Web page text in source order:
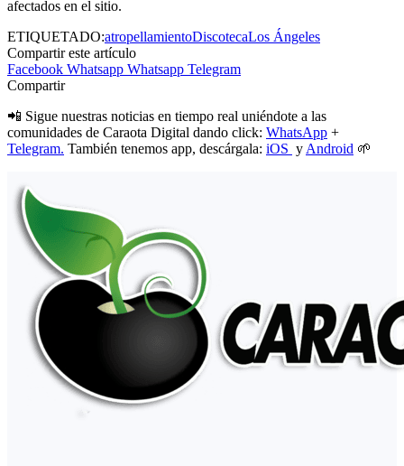
afectados en el sitio.
ETIQUETADO:atropellamientoDiscotecaLos Ángeles
Compartir este artículo
Facebook Whatsapp Whatsapp Telegram
Compartir
📲 Sigue nuestras noticias en tiempo real uniéndote a las
comunidades de Caraota Digital dando click: WhatsApp +
Telegram. También tenemos app, descárgala: iOS y Android 🌱